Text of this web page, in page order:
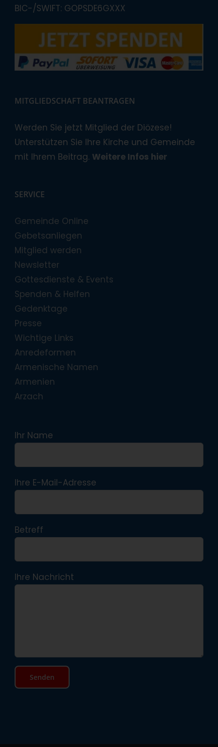
BIC-/SWIFT: GOPSDE6GXXX
MITGLIEDSCHAFT BEANTRAGEN
Werden Sie jetzt Mitglied der Diözese!
Unterstützen Sie Ihre Kirche und Gemeinde
mit Ihrem Beitrag. Weitere Infos hier
SERVICE
Gemeinde Online
Gebetsanliegen
Mitglied werden
Newsletter
Gottesdienste & Events
Spenden & Helfen
Gedenktage
Presse
Wichtige Links
Anredeformen
Armenische Namen
Armenien
Arzach
Ihr Name
Ihre E-Mail-Adresse
Betreff
Ihre Nachricht